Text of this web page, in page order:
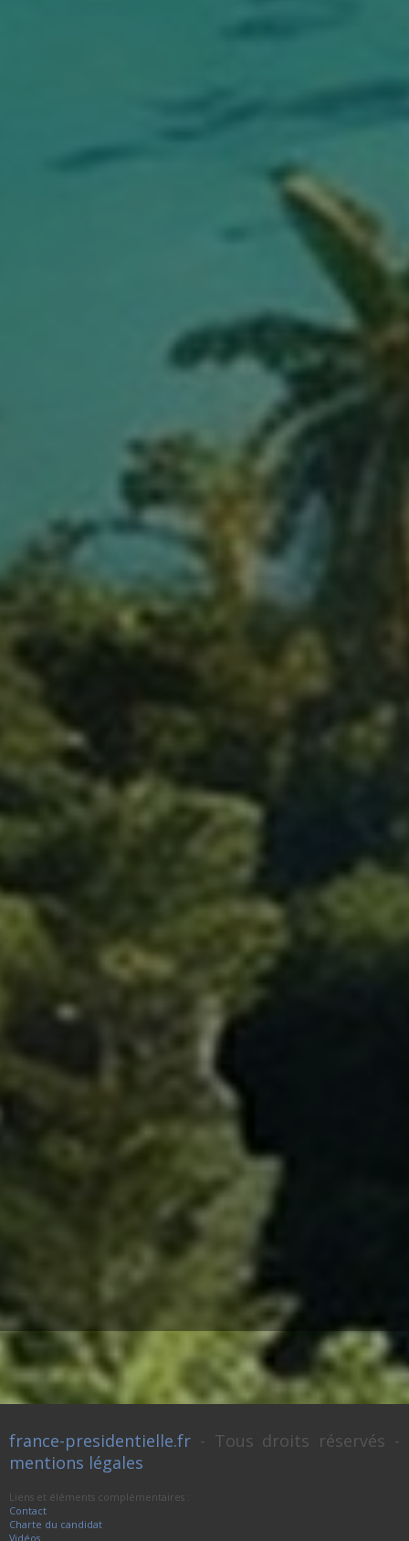
france-presidentielle.fr - Tous droits réservés -
mentions légales
Liens et éléments complémentaires :
Contact
Charte du candidat
Vidéos